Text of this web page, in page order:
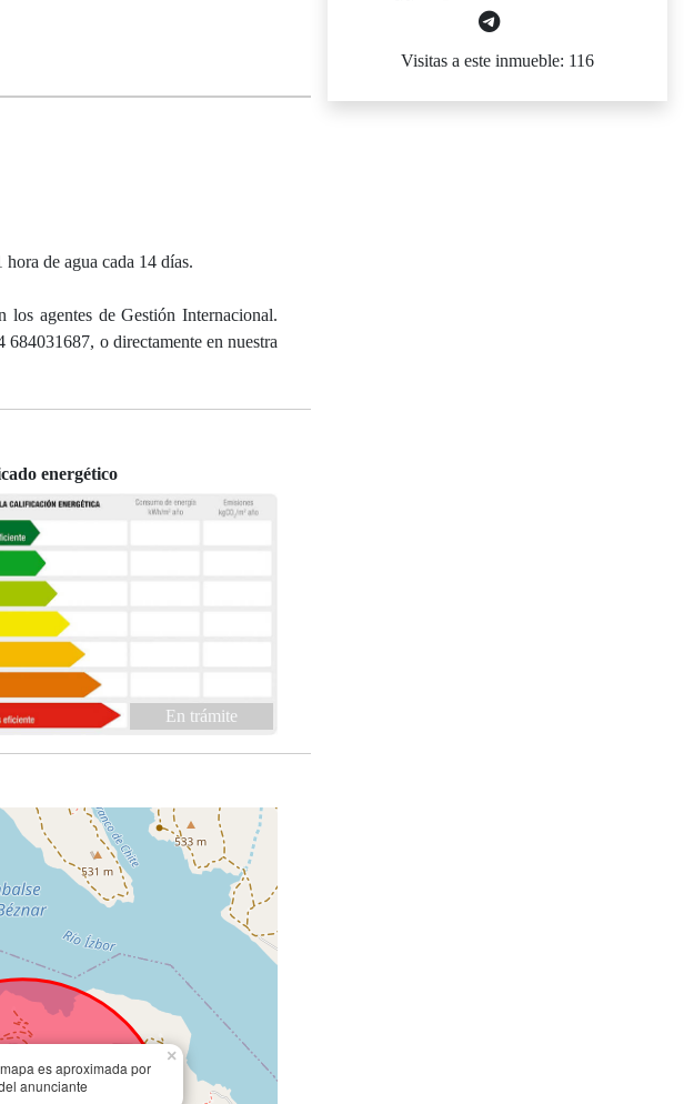
de agua cada 14 días.
los agentes de Gestión Internacional.
o directamente en nuestra
energético
En trámite
es aproximada por
anunciante
×
Visitas a este inmueble: 116